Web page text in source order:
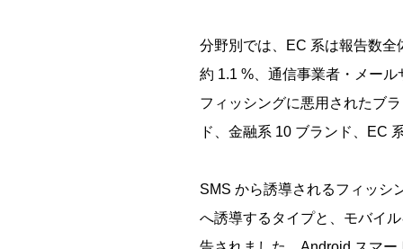
分野別では、EC 系は報告数全
約 1.1 %、通信事業者・メー
フィッシングに悪用されたブ
ド、金融系 10 ブランド、EC
SMS から誘導されるフィッシ
へ誘導するタイプと、モバイ